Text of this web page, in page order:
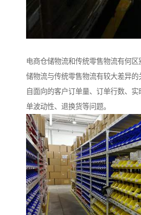
电商仓储物流和传统零售物流有何区
储物流与传统零售物流有较大差异的
自面向的客户订单量、订单行数、
单波动性、退换货等问题。